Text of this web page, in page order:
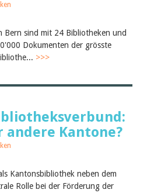
Bern sind mit 24 Bibliotheken und
Dokumenten der grösste
>>>
andere Kantone?
Kantonsbibliothek neben dem
Rolle bei der Förderung der